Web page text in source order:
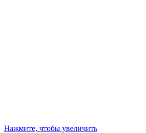
Нажмите, чтобы увеличить